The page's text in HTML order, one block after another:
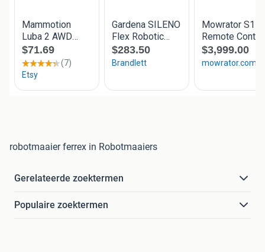
robotmaaier ferrex in Robotmaaiers
Gerelateerde zoektermen
Populaire zoektermen